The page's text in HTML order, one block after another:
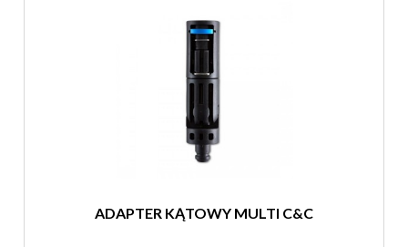
ADAPTER KĄTOWY MULTI C&C